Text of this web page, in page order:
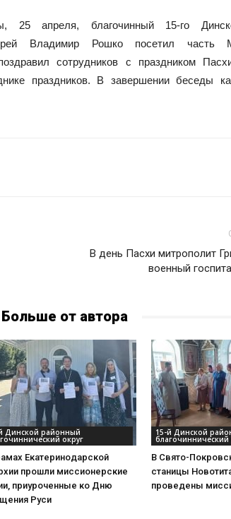
25 апреля, благочинный 15-го
Владимир Рошко посетил
сотрудников с праздником
праздников. В завершении беседы
В день Пасхи митрополит
военный
Больше от автора
Динской районный
округ
Екатеринодарской
прошли миссионерские
приуроченные ко Дню
Руси
15-й Динской
благочиннический
В Свято-
станицы
проведены